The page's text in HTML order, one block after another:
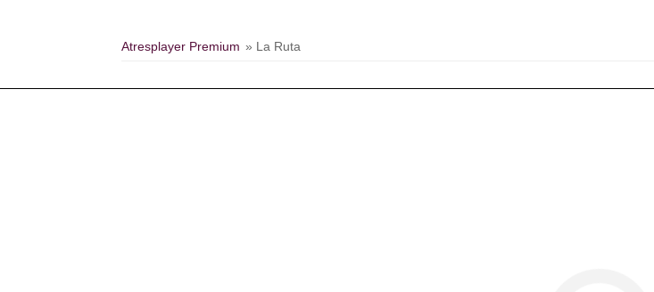
Atresplayer Premium » La Ruta